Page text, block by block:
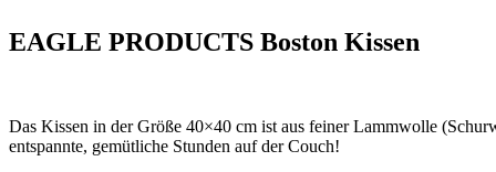
EAGLE PRODUCTS Boston Kissen
Das Kissen in der Größe 40×40 cm ist aus feiner Lammwolle
entspannte, gemütliche Stunden auf der Couch!